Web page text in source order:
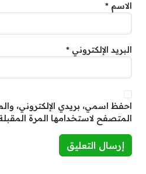
الاسم *
البريد الإلكتروني *
احفظ اسمي، بريدي الإلكتروني،
المتصفح لاستخدامها المرة